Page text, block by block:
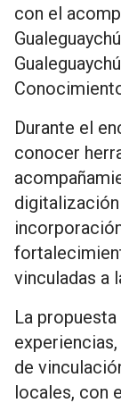
con el
Durante el
conocer
vinculadas a
La
de
locales, con